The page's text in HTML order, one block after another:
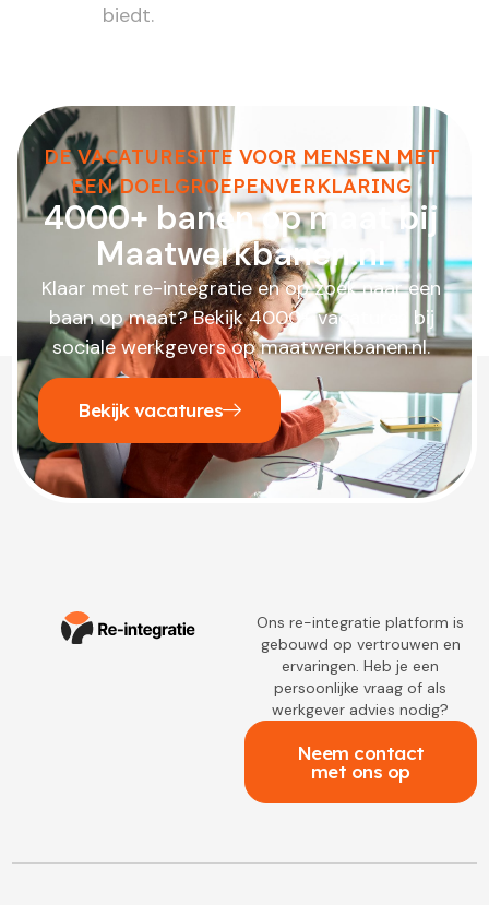
biedt.
DE VACATURESITE VOOR MENSEN MET
EEN DOELGROEPENVERKLARING
4000+ banen op maat bij
Maatwerkbanen.nl
Klaar met re-integratie en op zoek naar een
baan op maat? Bekijk 4000+ vacatures bij
sociale werkgevers op maatwerkbanen.nl.
Bekijk vacatures
Ons re-integratie platform is
gebouwd op vertrouwen en
ervaringen. Heb je een
persoonlijke vraag of als
werkgever advies nodig?
Neem contact
met ons op